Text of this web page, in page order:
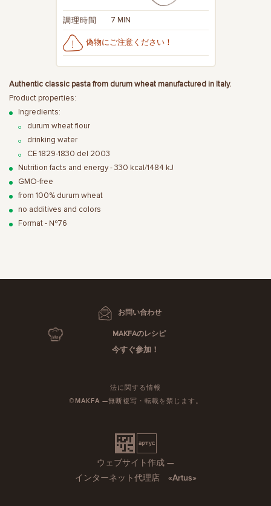
調理時間 7 MIN
偽物にご注意ください！
Authentic classic pasta from durum wheat manufactured in Italy.
Product properties:
Ingredients:
durum wheat flour
drinking water
СЕ 1829-1830 del 2003
Nutrition facts and energy - 330 kcal/1484 kJ
GMO-free
from 100% durum wheat
no additives and colors
Format - №76
お問い合わせ
MAKFAのレシピ
今すぐ参加！
法に関する情報
©MAKFA —無断複写・転載を禁じます。
ウェブサイト作成 —
インターネット代理店 «Artus»